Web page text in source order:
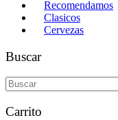
Recomendamos
Clasicos
Cervezas
Buscar
Carrito